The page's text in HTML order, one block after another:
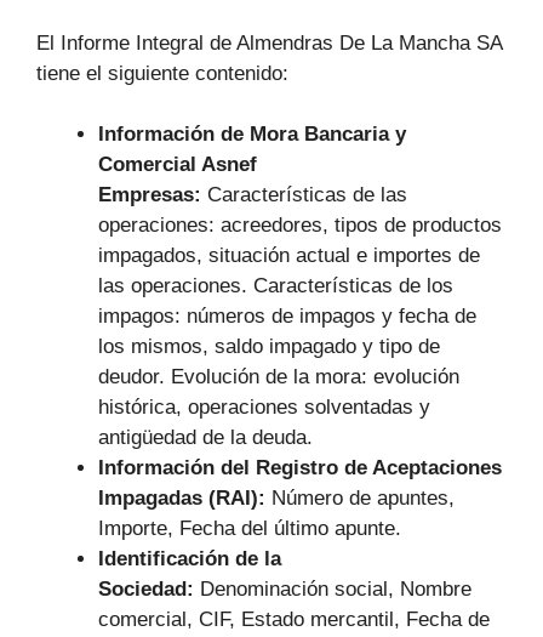
El Informe Integral de Almendras De La Mancha SA
tiene el siguiente contenido:
Información de Mora Bancaria y
Comercial Asnef
Empresas: Características de las
operaciones: acreedores, tipos de productos
impagados, situación actual e importes de
las operaciones. Características de los
impagos: números de impagos y fecha de
los mismos, saldo impagado y tipo de
deudor. Evolución de la mora: evolución
histórica, operaciones solventadas y
antigüedad de la deuda.
Información del Registro de Aceptaciones
Impagadas (RAI): Número de apuntes,
Importe, Fecha del último apunte.
Identificación de la
Sociedad: Denominación social, Nombre
comercial, CIF, Estado mercantil, Fecha de